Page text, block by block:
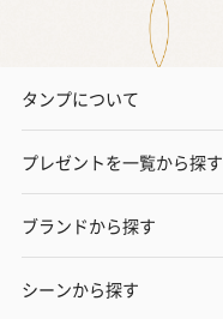
タンプについて
プレゼントを一覧から探す
ブランドから探す
シーンから探す